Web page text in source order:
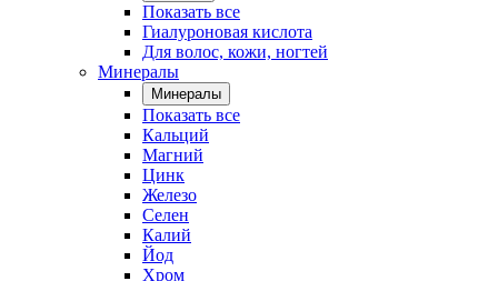
Показать все
Гиалуроновая кислота
Для волос, кожи, ногтей
Минералы
Минералы
Показать все
Кальций
Магний
Цинк
Железо
Селен
Калий
Йод
Хром